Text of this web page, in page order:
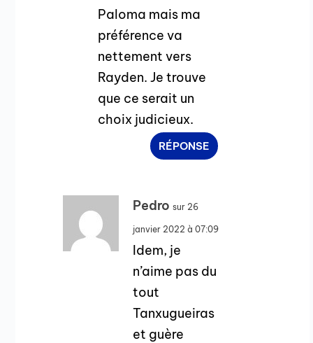
Paloma mais ma
préférence va
nettement vers
Rayden. Je trouve
que ce serait un
choix judicieux.
RÉPONSE
Pedro sur 26
janvier 2022 à 07:09
Idem, je
n’aime pas du
tout
Tanxugueiras
et guère